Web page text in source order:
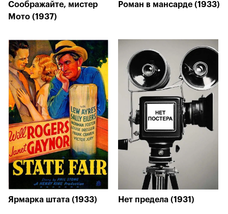
Соображайте, мистер
Мото (1937)
Роман в мансарде (1933)
Ярмарка штата (1933) Нет предела (1931)